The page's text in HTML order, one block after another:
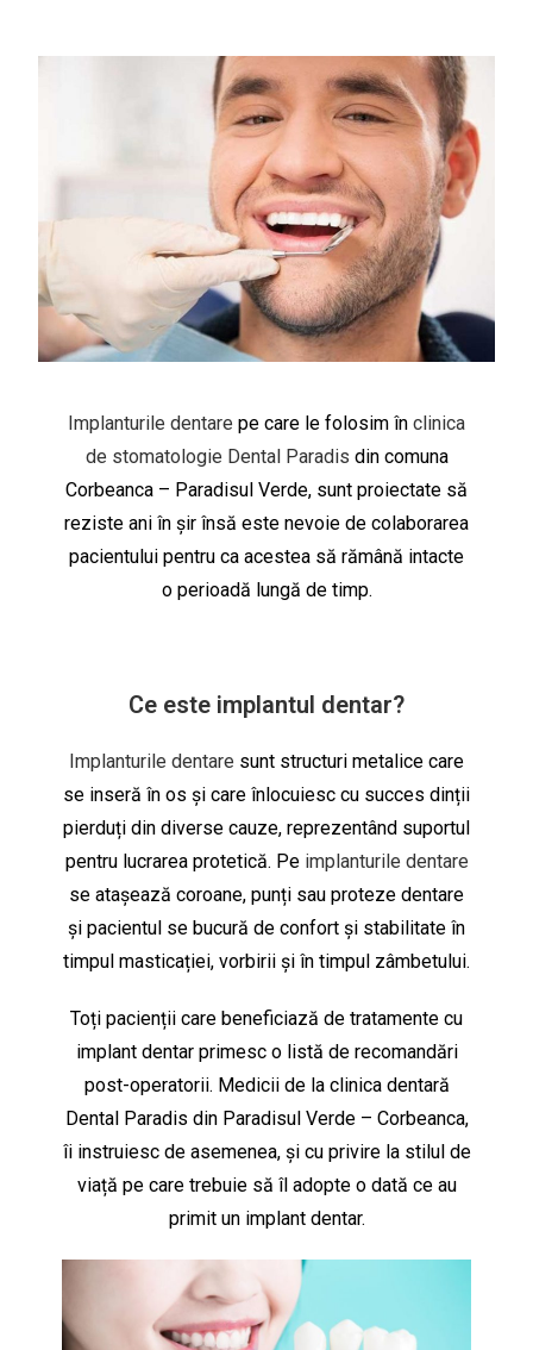
Implanturile dentare pe care le folosim în clinica
de stomatologie Dental Paradis din comuna
Corbeanca – Paradisul Verde, sunt proiectate să
reziste ani în șir însă este nevoie de colaborarea
pacientului pentru ca acestea să rămână intacte
o perioadă lungă de timp.
Ce este implantul dentar?
Implanturile dentare sunt structuri metalice care
se inseră în os și care înlocuiesc cu succes dinții
pierduți din diverse cauze, reprezentând suportul
pentru lucrarea protetică. Pe implanturile dentare
se atașează coroane, punți sau proteze dentare
și pacientul se bucură de confort și stabilitate în
timpul masticației, vorbirii și în timpul zâmbetului.
Toți pacienții care beneficiază de tratamente cu
implant dentar primesc o listă de recomandări
post-operatorii. Medicii de la clinica dentară
Dental Paradis din Paradisul Verde – Corbeanca,
îi instruiesc de asemenea, și cu privire la stilul de
viață pe care trebuie să îl adopte o dată ce au
primit un implant dentar.